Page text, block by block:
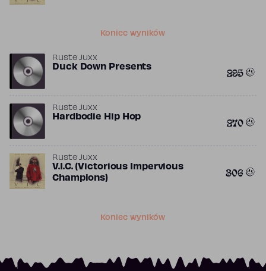
Koniec wyników
Ruste Juxx
Duck Down Presents 295
Ruste Juxx
Hardbodie Hip Hop 270
Ruste Juxx
V.I.C. (Victorious Impervious
Champions)
306
Koniec wyników